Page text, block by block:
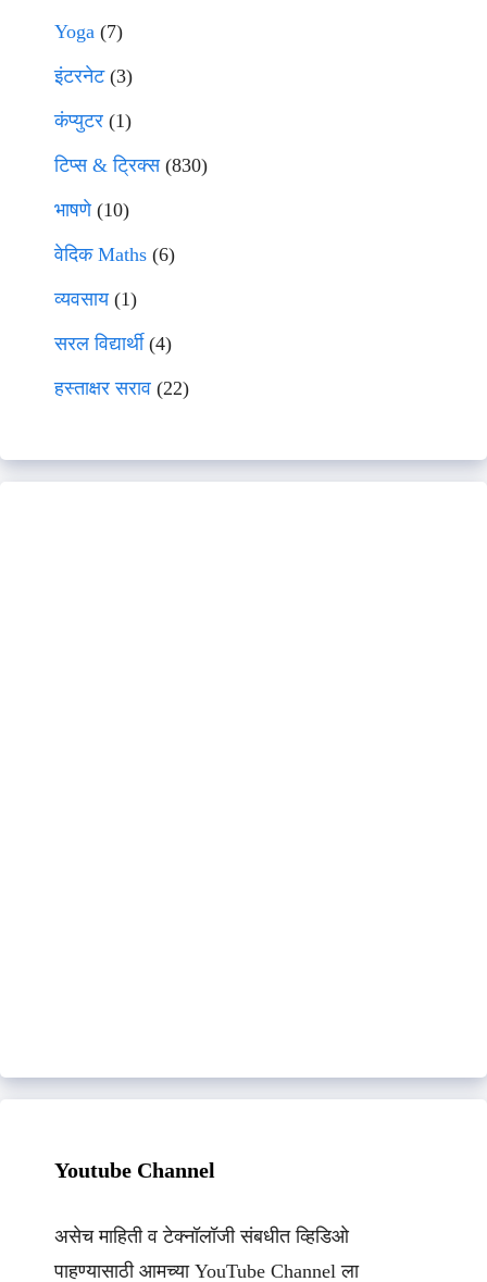
Yoga (7)
इंटरनेट(3)
कंप्युटर (1)
टिप्स & ट्रिक्स(830)
भाषणे(10)
वेदिक Maths (6)
व्यवसाय(1)
सरल विद्यार्थी(4)
हस्ताक्षर सराव (22)
Youtube Channel
असेच माहिती व टेक्नॉलॉजी संबधीत व्हिडिओ
पाहण्यासाठी आमच्या YouTube Channel ला